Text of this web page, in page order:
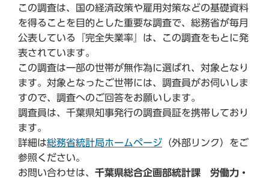
この調査は、国の経済政策や雇用対策などの基礎資料
を得ることを目的とした重要な調査で、総務省が毎月
公表している『完全失業率』は、この調査をもとに発
表されています。
この調査は一部の世帯が無作為に選ばれ、対象となり
ます。対象となったご世帯には、調査員がお伺いしま
すので、調査へのご回答をお願いします。
調査員は、千葉県知事発行の調査員証を携帯しており
ます。
詳細は総務省統計局ホームページ （外部リンク）をご
参照ください。
お問い合わせは、 千葉県総合企画部統計課 労働力・